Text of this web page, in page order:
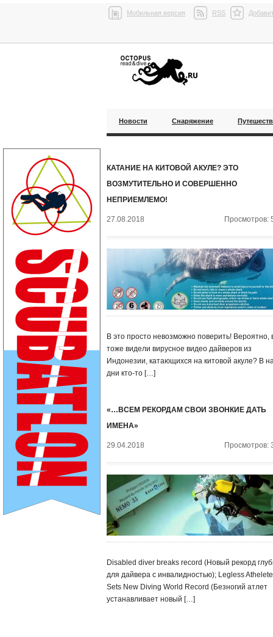
Мобильная версия RSS
Новости Снаряжение
КАТАНИЕ НА КИТОВОЙ АКУЛЕ? ЭТО
ВОЗМУТИТЕЛЬНО И СОВЕРШЕННО
НЕПРИЕМЛЕМО!
27.08.2018 Просмотров:
В это просто невозможно поверить! Вероятно,
тоже видели вирусное видео дайверов из
Индонезии, катающихся на китовой акуле? В
дни кто-то […]
«…ВСЕМ РЕКОРДАМ СВОИ ЗВОНКИЕ ДАТЬ
ИМЕНА»
29.04.2018 Просмотров:
Disabled diver breaks record (Новый рекорд
для дайвера с инвалидностью); Legless Athelete
Sets New Diving World Record (Безногий атлет
устанавливает новый […]